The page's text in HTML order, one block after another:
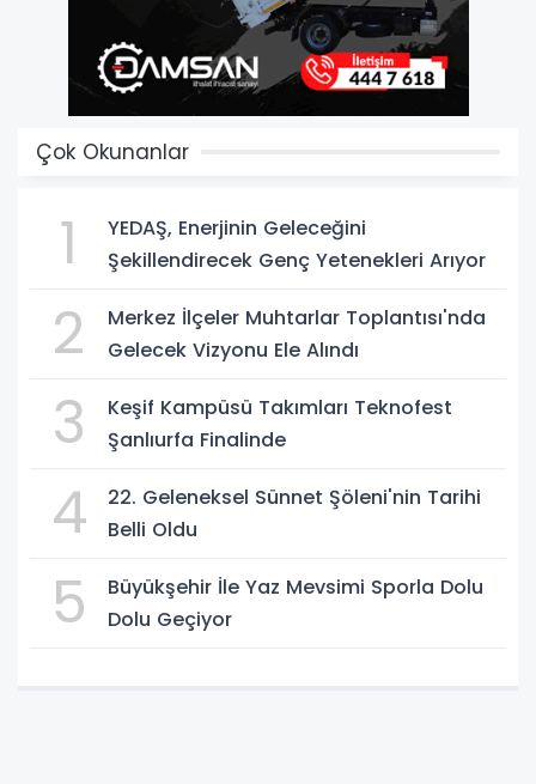
Çok Okunanlar
1
YEDAŞ, Enerjinin Geleceğini
Şekillendirecek Genç Yetenekleri Arıyor
2
Merkez İlçeler Muhtarlar Toplantısı'nda
Gelecek Vizyonu Ele Alındı
3
Keşif Kampüsü Takımları Teknofest
Şanlıurfa Finalinde
4
22. Geleneksel Sünnet Şöleni'nin Tarihi
Belli Oldu
5
Büyükşehir İle Yaz Mevsimi Sporla Dolu
Dolu Geçiyor